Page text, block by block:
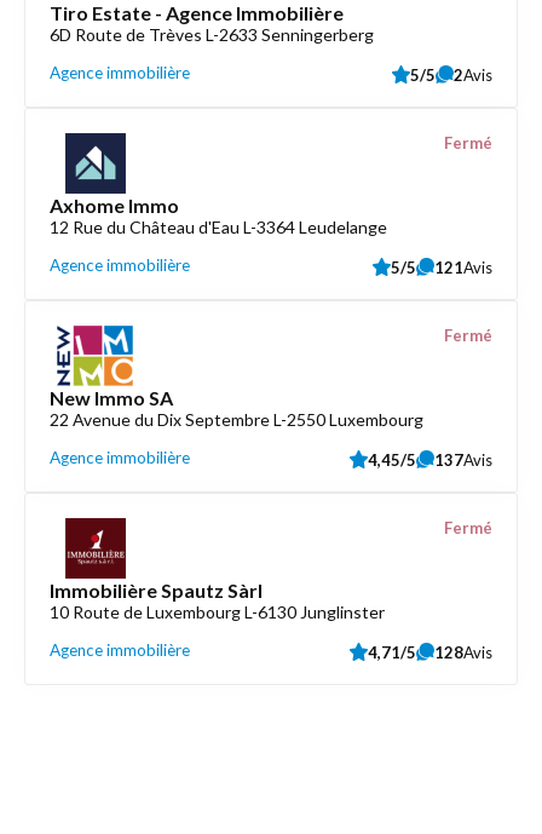
Tiro Estate - Agence Immobilière
6D Route de Trèves L-2633 Senningerberg
Agence immobilière 5/5 2Avis
Axhome Immo
12 Rue du Château d'Eau L-3364 Leudelange
Agence immobilière
Fermé
5/5 121Avis
New Immo SA
22 Avenue du Dix Septembre L-2550 Luxembourg
Agence immobilière
Fermé
4,45/5 137Avis
Immobilière Spautz Sàrl
10 Route de Luxembourg L-6130 Junglinster
Agence immobilière
Fermé
4,71/5 128Avis